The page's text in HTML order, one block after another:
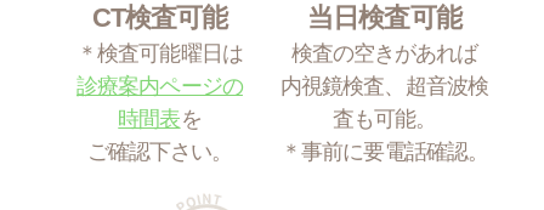
CT検査可能
＊検査可能曜日は
診療案内ページの
時間表を
ご確認下さい。
当日検査可能
検査の空きがあれば
内視鏡検査、超音波検
査も可能。
＊事前に要電話確認。